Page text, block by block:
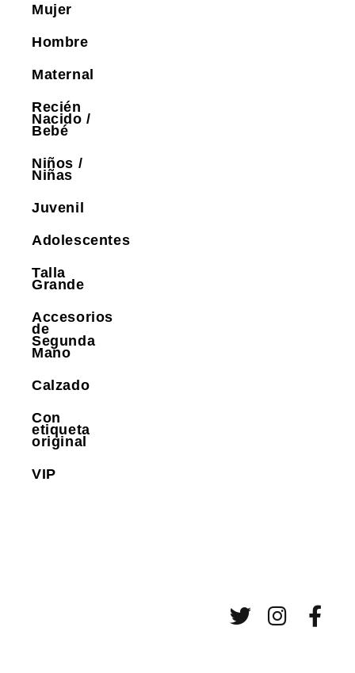
Mujer
Hombre
Maternal
Recién
Nacido /
Bebé
Niños /
Niñas
Juvenil
Adolescentes
Talla
Grande
Accesorios
de
Segunda
Mano
Calzado
Con
etiqueta
original
VIP